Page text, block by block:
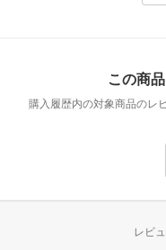
この商
購入履歴内の対象商品のレ
レビ